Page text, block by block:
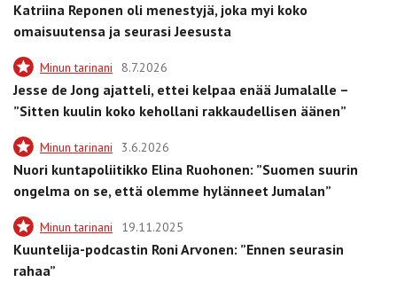
Katriina Reponen oli menestyjä, joka myi koko
omaisuutensa ja seurasi Jeesusta
Minun tarinani 8.7.2026
Jesse de Jong ajatteli, ettei kelpaa enää Jumalalle –
”Sitten kuulin koko kehollani rakkaudellisen äänen”
Minun tarinani 3.6.2026
Nuori kuntapoliitikko Elina Ruohonen: ”Suomen suurin
ongelma on se, että olemme hylänneet Jumalan”
Minun tarinani 19.11.2025
Kuuntelija-podcastin Roni Arvonen: ”Ennen seurasin
rahaa”